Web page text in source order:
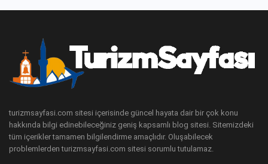
turizmsayfasi.com sitesi içerisinde güncel hayata dair bir çok konu
hakkında bilgi edinebileceğiniz geniş kapsamlı blog sitesi. Sitemizdeki
tüm içerikler tamamen bilgilendirme amaçlıdır. Oluşabilecek
problemlerden turizmsayfasi.com sitesi sorumlu tutulamaz.